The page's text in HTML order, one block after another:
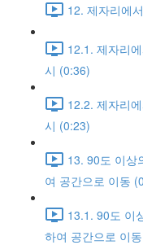
12. 제자리에
12.1. 제자리
시 (0:36)
12.2. 제자리
시 (0:23)
13. 90도 이상
여 공간으로 이동
13.1. 90도 이
하여 공간으로 이